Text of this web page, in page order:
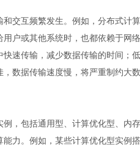
交互频繁发生。例如，分布式计
户或其他系统时，也都依赖于网
速传输，减少数据传输的时间；
数据传输速度慢，将严重制约大
例，包括通用型、计算优化型、内
力。例如，某些计算优化型实例